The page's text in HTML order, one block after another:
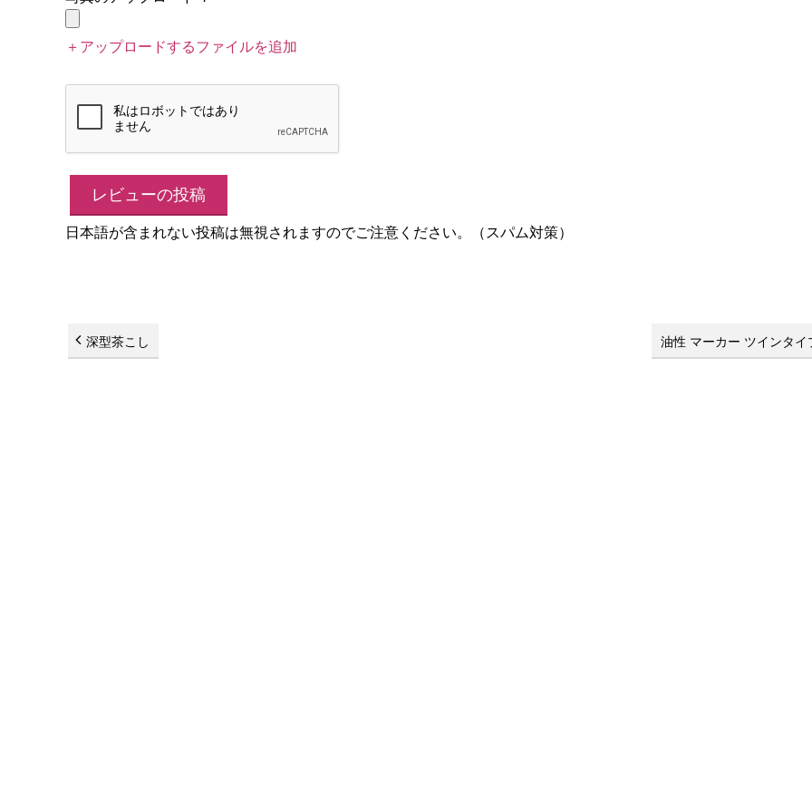
＋アップロードするファイルを追加
日本語が含まれない投稿は無視されますのでご注意ください。（スパム対策）
深型茶こし 油性 マーカー ツインタイ